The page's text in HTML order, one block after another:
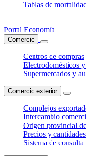
Tablas de mortalidad
Portal Economía
Comercio
Centros de compras
Electrodomésticos
Supermercados y
Comercio exterior
Complejos
Intercambio
Origen provincial
Precios y
Sistema de